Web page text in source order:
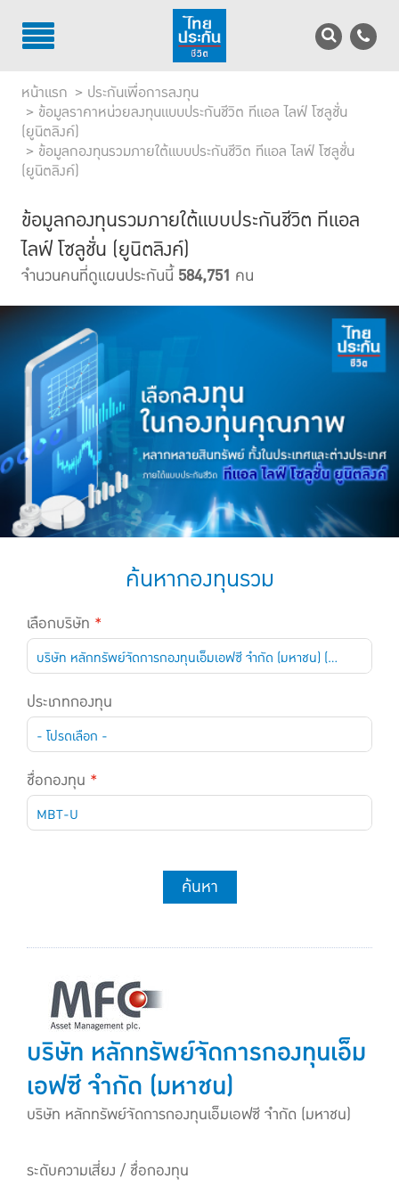
บริการลูกค้า
บริการตัวแทน
นักลงทุนสัมพันธ์
เพื่อสังคมไทย
ติดต่อไทยประกันชีวิต
บทความ
แบบประกันทั้งหมด
แบบประกันที่เหมาะกับช่วงอายุ
เปรียบเทียบแบบประกัน
เลือกแบบประกันที่เหมาะกับคุณ
TL Learning Center
หน้าแรก
ประกันเพื่อการลงทุน
ข้อมูลราคาหน่วยลงทุนแบบประกันชีวิต ทีแอล ไลฟ์ โซลูชั่น
(ยูนิตลิงค์)
ข้อมูลกองทุนรวมภายใต้แบบประกันชีวิต ทีแอล ไลฟ์ โซลูชั่น
(ยูนิตลิงค์)
ข้อมูลกองทุนรวมภายใต้แบบประกันชีวิต ทีแอล
ไลฟ์ โซลูชั่น (ยูนิตลิงค์)
จำนวนคนที่ดูแผนประกันนี้584,751 คน
ค้นหากองทุนรวม
เลือกบริษัท *
บริษัท หลักทรัพย์จัดการกองทุนเอ็มเอฟซี จำกัด (มหาชน) (บริษัท หลักทรัพย์จัดการกองทุนเอ็มเอฟซี จำกัด (มหาชน))
ประเภทกองทุน
- โปรดเลือก -
ชื่อกองทุน *
MBT-U
ค้นหา
บริษัท หลักทรัพย์จัดการกองทุนเอ็ม
เอฟซี จำกัด (มหาชน)
บริษัท หลักทรัพย์จัดการกองทุนเอ็มเอฟซี จำกัด (มหาชน)
ระดับความเสี่ยง / ชื่อกองทุน